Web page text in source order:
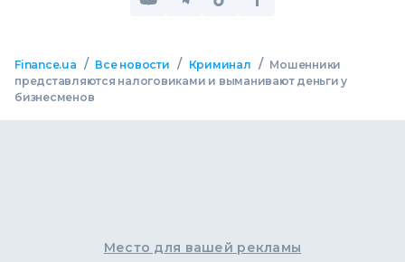
Finance.ua / Все новости / Криминал / Мошенники
представляются налоговиками и выманивают деньги у
бизнесменов
Место для вашей рекламы